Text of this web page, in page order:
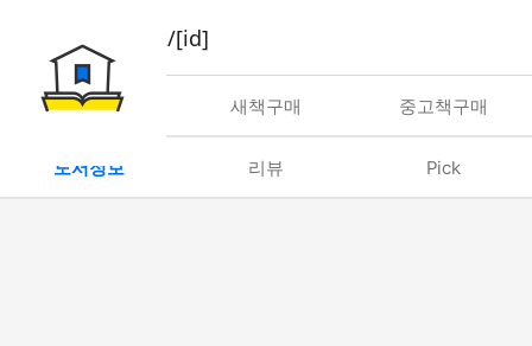
book/rent/[id]
대여 새책구매 중고책구매
도서정보 리뷰 Pick